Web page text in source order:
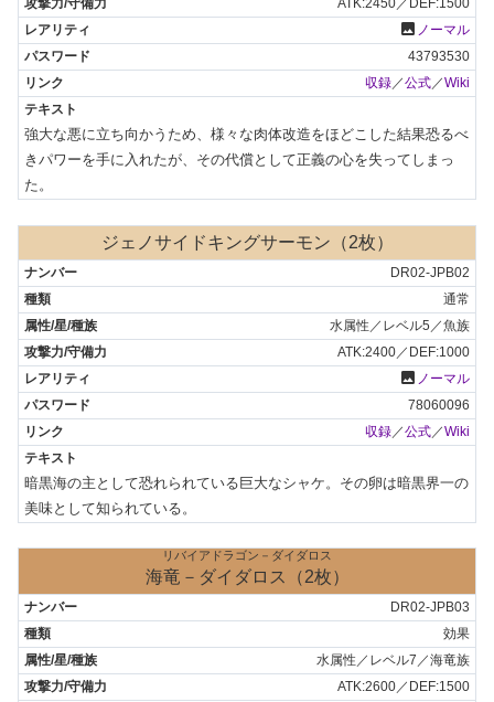
ATK:2450／DEF:1500
photo ノーマル
43793530
収録／公式／Wiki
強大な悪に立ち向かうため、様々な肉体改造をほどこした結果恐るべ
きパワーを手に入れたが、その代償として正義の心を失ってしまっ
た。
ジェノサイドキングサーモン（2枚）
DR02-JPB02
通常
水属性／レベル5／魚族
ATK:2400／DEF:1000
photo ノーマル
78060096
収録 ／公式 ／Wiki
暗黒海の主として恐れられている巨大なシャケ。その卵は暗黒界一の
美味として知られている。
リバイアドラゴン－ダイダロス
海竜－ダイダロス（2枚）
DR02-JPB03
効果
水属性／レベル7／海竜族
ATK:2600／DEF:1500